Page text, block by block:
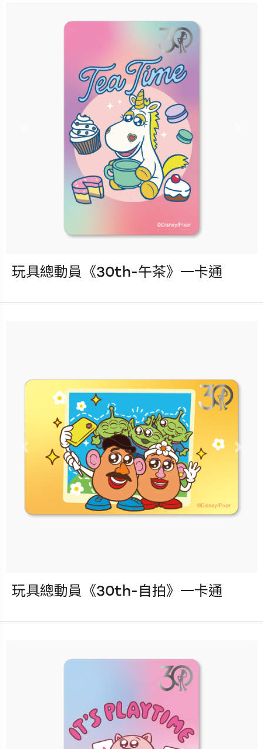
立即購買
更多銷售據點
Previous
發行：2025-09-10
卡種：一卡通儲值卡-普通卡
更多銷售據點
玩具總動員《30th-午茶》一卡通
Previous
發行：2025-09-10
卡種：一卡通儲值卡-普通卡
更多銷售據點
玩具總動員《30th-自拍》一卡通